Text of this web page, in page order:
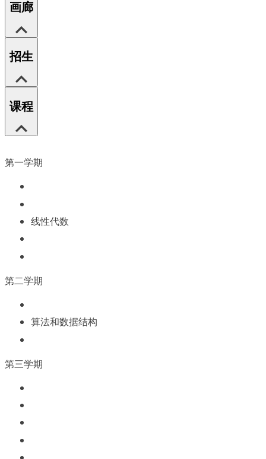
画廊
招生
课程
第一学期
线性代数
第二学期
算法和数据结构
第三学期